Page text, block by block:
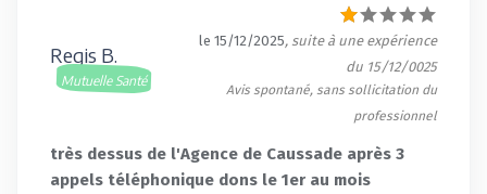
Regis B.
Mutuelle Santé
le 15/12/2025, suite à une expérience
du 15/12/0025
Avis spontané, sans sollicitation du
professionnel
très dessus de l'Agence de Caussade après 3
appels téléphonique dons le 1er au mois